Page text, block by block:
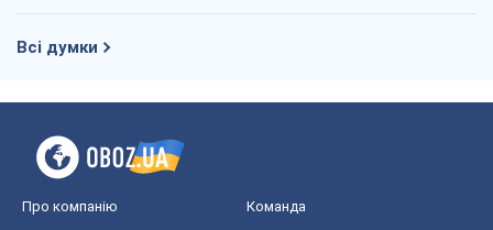
Всі думки
Про компанію Команда